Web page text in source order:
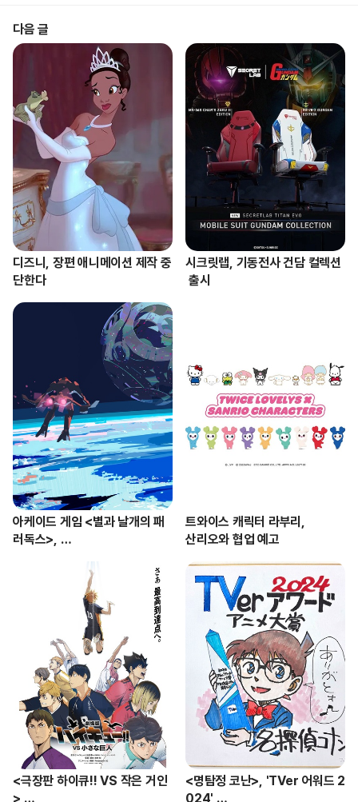
다음 글
디즈니, 장편 애니메이션 제작 중
단한다
시크릿랩, 기동전사 건담 컬렉션
출시
아케이드 게임 <별과 날개의 패
러독스>,
트와이스 캐릭터 라부리,
산리오와 협업 예고
<극장판 하이큐!! VS 작은 거인
>
<명탐정 코난>, 'TVer 어워드 2
024'